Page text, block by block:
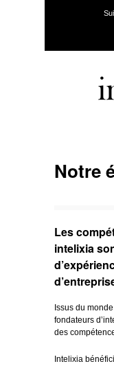
Notre
Les
intelixia
Issus du
fondateurs
des
Intelixia